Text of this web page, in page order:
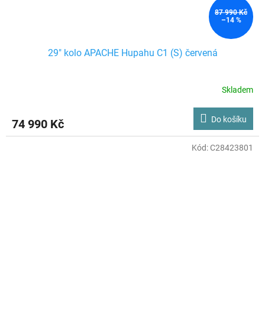
87 990 Kč
–14 %
29" kolo APACHE Hupahu C1 (S) červená
Skladem
74 990 Kč Do košíku
Kód:C28423801